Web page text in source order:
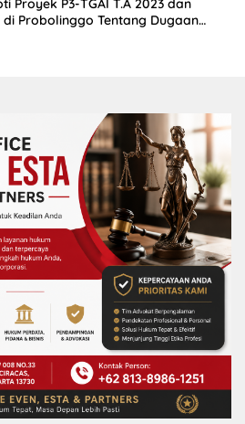
Proyek P3-TGAI T.A 2023 dan
di Probolinggo Tentang Dugaan